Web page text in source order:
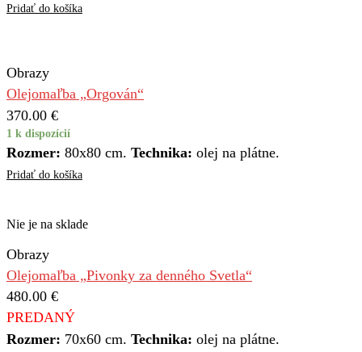
Pridať do košíka
Obrazy
Olejomaľba „Orgován“
370.00 €
1 k dispozícií
Rozmer: 80x80 cm. Technika: olej na plátne.
Pridať do košíka
Nie je na sklade
Obrazy
Olejomaľba „Pivonky za denného Svetla“
480.00 €
PREDANÝ
Rozmer: 70x60 cm. Technika: olej na plátne.